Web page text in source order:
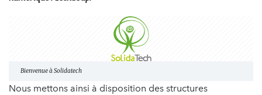
Bienvenue à Solidatech
Nous mettons ainsi à disposition des structures